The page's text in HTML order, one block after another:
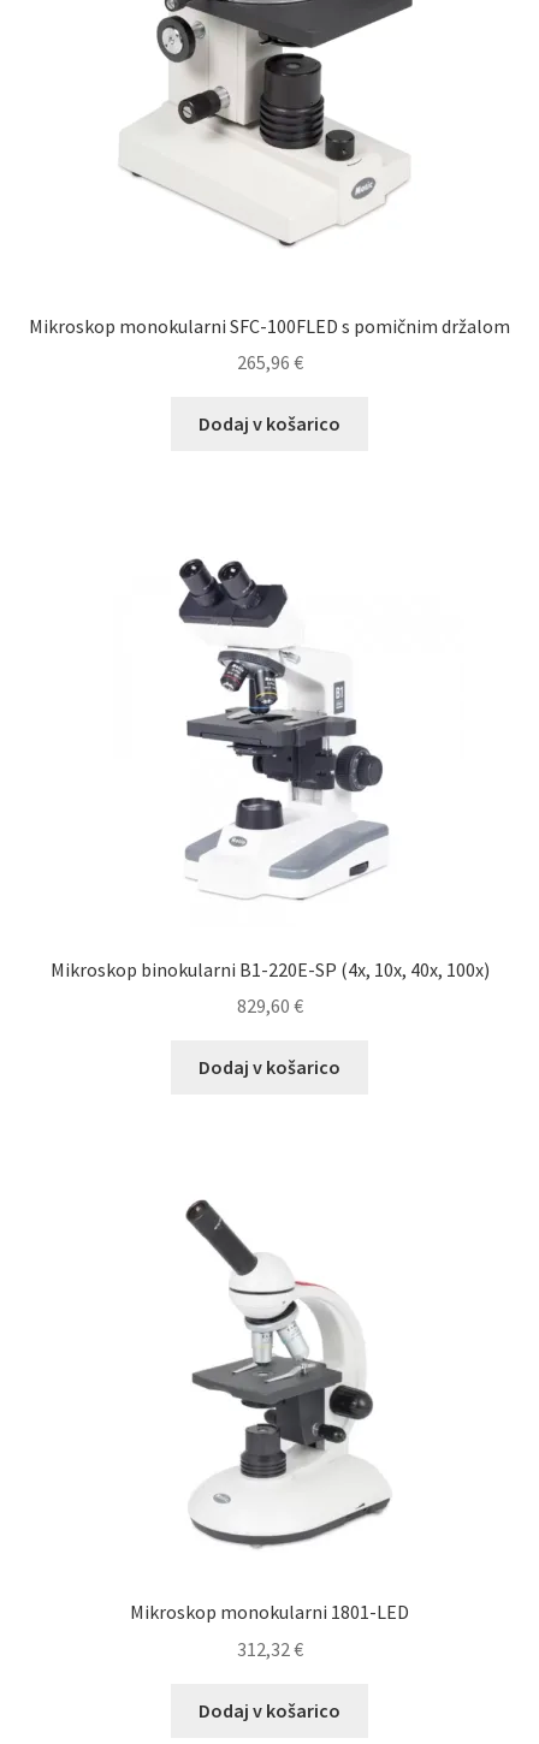
Mikroskop monokularni SFC-100FLED s pomičnim držalom
265,96 €
Dodaj v košarico
Mikroskop binokularni B1-220E-SP (4x, 10x, 40x, 100x)
829,60 €
Dodaj v košarico
Mikroskop monokularni 1801-LED
312,32 €
Dodaj v košarico